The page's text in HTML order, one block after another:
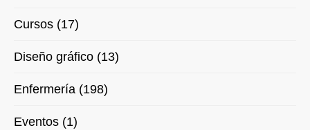
Cursos (17)
Diseño gráfico (13)
Enfermería (198)
Eventos (1)